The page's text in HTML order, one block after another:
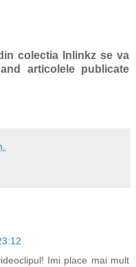
colectia Inlinkz se va
articolele publicate
Imi place mai mult